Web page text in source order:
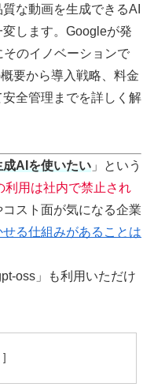
な動画を生成できるAI
します。Googleが発
そのイノベーションで
要から導入戦略、料金
全管理までを詳しく解
AIを使いたい 」という
利用は社内で禁止され
スト面が気になる企業
る仕組みがあることは
oss」も利用いただけ